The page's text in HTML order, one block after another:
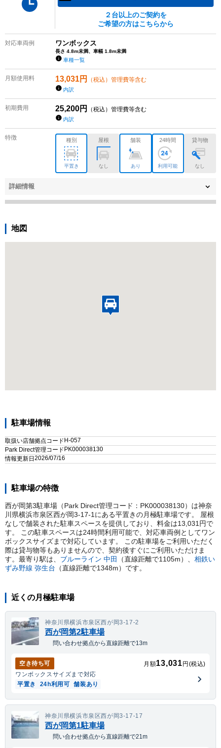
２台以上のご契約を
ご希望の方はこちらから
対応車両例 ワンボックス
長さ 4.8m未満、車幅 1.8m未満
車種一覧
月額使用料 13,031円 （税込）管理費等含む
内訳
初期費用 25,200円 （税込）管理費等含む
内訳
特徴 種別
平置き
屋根
なし
舗装
あり
24時間
利用可能
貸与物
なし
詳細情報
地図
駐車場情報
取扱い店舗拠点コードH-057
Park Direct管理コードPK000038130
情報更新日2026/07/16
駐車場の特徴
西が岡第3駐車場（Park Direct管理コード：PK000038130）は神奈
川県横浜市泉区西が岡3-17-1にある平置きの月極駐車場です。 屋根
なしで舗装された駐車スペースを提供しており、料金は13,031円で
す。 この駐車スペースは24時間利用可能で、対応車両例としてワン
ボックスサイズまで対応しています。 この駐車場をご利用いただく
際は貸与物等もありませんので、契約後すぐにご利用いただけま
す。 最寄り駅は、 ブルーライン 中田 （直線距離で1105m）
相鉄い
ずみ野線 弥生台 （直線距離で1348m） です。
近くの月極駐車場
神奈川県横浜市泉区西が岡3-17-2
西が岡第2駐車場
問い合わせ拠点から直線距離で13m
空き待ち可 月額13,031円(税込)
ワンボックス サイズまで対応
平置き
24h利用可 舗装あり
神奈川県横浜市泉区西が岡3-17-17
西が岡第1駐車場
問い合わせ拠点から直線距離で21m